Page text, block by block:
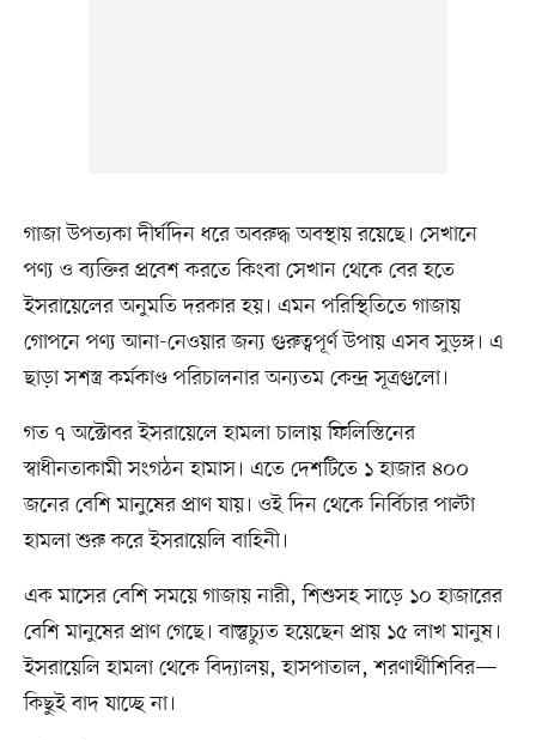
গাজা উপত্যকা দীর্ঘদিন ধরে অবরুদ্ধ অবস্থায় রয়েছে। সেখানে
পণ্য ও ব্যক্তির প্রবেশ করতে কিংবা সেখান থেকে বের হতে
ইসরায়েলের অনুমতি দরকার হয়। এমন পরিস্থিতিতে গাজায়
গোপনে পণ্য আনা-নেওয়ার জন্য গুরুত্বপূর্ণ উপায় এসব সুড়ঙ্গ। এ
ছাড়া সশস্ত্র কর্মকাণ্ড পরিচালনার অন্যতম কেন্দ্র সূত্রগুলো।
গত ৭ অক্টোবর ইসরায়েলে হামলা চালায় ফিলিস্তিনের
স্বাধীনতাকামী সংগঠন হামাস। এতে দেশটিতে ১ হাজার ৪০০
জনের বেশি মানুষের প্রাণ যায়। ওই দিন থেকে নির্বিচার পাল্টা
হামলা শুরু করে ইসরায়েলি বাহিনী।
এক মাসের বেশি সময়ে গাজায় নারী, শিশুসহ সাড়ে ১০ হাজারের
বেশি মানুষের প্রাণ গেছে। বাস্তুচ্যুত হয়েছেন প্রায় ১৫ লাখ মানুষ।
ইসরায়েলি হামলা থেকে বিদ্যালয়, হাসপাতাল, শরণার্থীশিবির—
কিছুই বাদ যাচ্ছে না।